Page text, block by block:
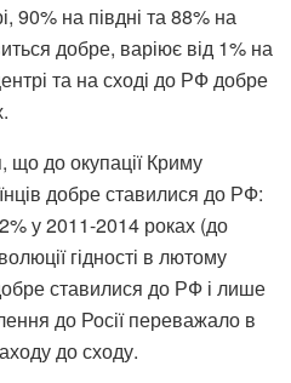
90% на півдні та 88% на
добре, варіює від 1% на
та на сході до РФ добре
до окупації Криму
добре ставилися до РФ:
у 2011-2014 роках (до
гідності в лютому
ставилися до РФ і лише
до Росії переважало в
до сходу.